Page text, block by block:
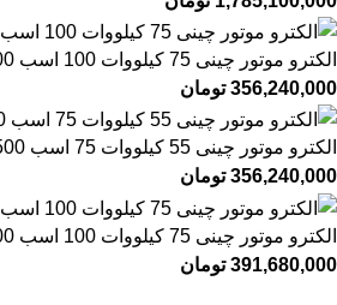
الکترو موتور چینی 75 کیلووات 100 اسب 1500 دور سه فاز بارلی
356,240,000 تومان
الکترو موتور چینی 55 کیلووات 75 اسب 1500 دور سه فاز بارلی
356,240,000 تومان
الکترو موتور چینی 75 کیلووات 100 اسب 3000 دور سه فاز بارلی
391,680,000 تومان